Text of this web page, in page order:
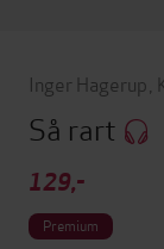
Inger Hagerup
Så rart
129,-
Premium